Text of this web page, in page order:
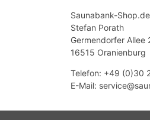
Saunabank-Shop.de
Stefan Porath
Germendorfer Allee
16515 Oranienburg
Telefon: +49 (0)30
E-Mail: